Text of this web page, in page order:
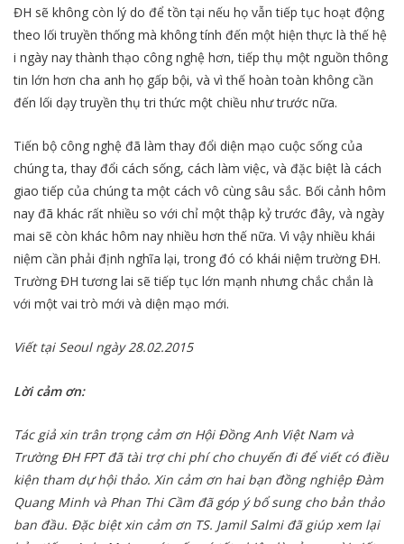
ĐH sẽ không còn lý do để tồn tại nếu họ vẫn tiếp tục hoạt động
theo lối truyền thống mà không tính đến một hiện thực là thế hệ
i ngày nay thành thạo công nghệ hơn, tiếp thụ một nguồn thông
tin lớn hơn cha anh họ gấp bội, và vì thế hoàn toàn không cần
đến lối dạy truyền thụ tri thức một chiều như trước nữa.
Tiến bộ công nghệ đã làm thay đổi diện mạo cuộc sống của
chúng ta, thay đổi cách sống, cách làm việc, và đặc biệt là cách
giao tiếp của chúng ta một cách vô cùng sâu sắc. Bối cảnh hôm
nay đã khác rất nhiều so với chỉ một thập kỷ trước đây, và ngày
mai sẽ còn khác hôm nay nhiều hơn thế nữa. Vì vậy nhiều khái
niệm cần phải định nghĩa lại, trong đó có khái niệm trường ĐH.
Trường ĐH tương lai sẽ tiếp tục lớn mạnh nhưng chắc chắn là
với một vai trò mới và diện mạo mới.
Viết tại Seoul ngày 28.02.2015
Lời cảm ơn:
Tác giả xin trân trọng cảm ơn Hội Đồng Anh Việt Nam và
Trường ĐH FPT đã tài trợ chi phí cho chuyến đi để viết có điều
kiện tham dự hội thảo. Xin cảm ơn hai bạn đồng nghiệp Đàm
Quang Minh và Phan Thi Cầm đã góp ý bổ sung cho bản thảo
ban đầu. Đặc biệt xin cảm ơn TS. Jamil Salmi đã giúp xem lại